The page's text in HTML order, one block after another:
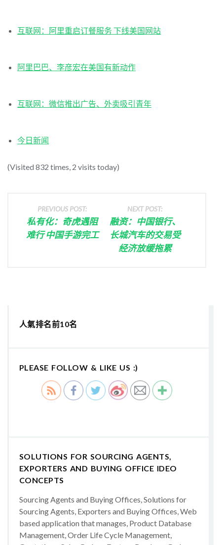
互联网：阿里重启订餐服务 下线美国网站
阿里巴巴、李彦宏在美国有新动作
互联网：微信推出广告、外卖吸引青年
今日新闻
(Visited 832 times, 2 visits today)
PREVIOUS POST:
私有化：奇虎遇阻
难行 中国手游完工
NEXT POST:
融资：中国银行、
长城汽车的交易受
经济放缓拖累
人氣排名前10名
PLEASE FOLLOW & LIKE US :)
SOLUTIONS FOR SOURCING AGENTS,
EXPORTERS AND BUYING OFFICE IDEO
CONCEPTS
Sourcing Agents and Buying Offices, Solutions for
Sourcing Agents, Exporters and Buying Offices, Web
based application that manages, Product Database
Management, Order Life Cycle Management,